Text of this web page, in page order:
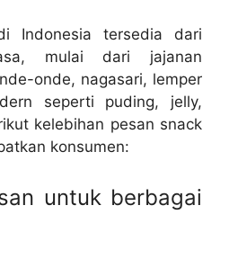
Indonesia tersedia dari
mulai dari jajanan
onde, nagasari, lemper
seperti puding, jelly,
kelebihan pesan snack
konsumen:
untuk berbagai